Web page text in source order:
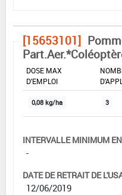
[15653101]
DOSE MAX
D'EMPLOI
0,08 kg/ha 3
INTERVALLE MINIMUM
-
DATE DE RETRAIT DE
12/06/2019